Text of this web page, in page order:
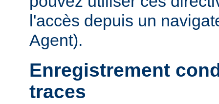
l'accès depuis un
Agent).
Enregistrement
traces